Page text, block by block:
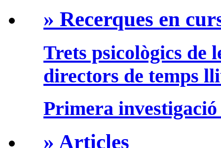
» Recerques en
Trets psicològics de
directors de temps
Primera
» Articles